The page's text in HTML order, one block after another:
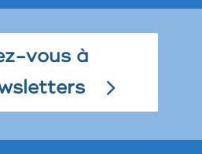
vous à